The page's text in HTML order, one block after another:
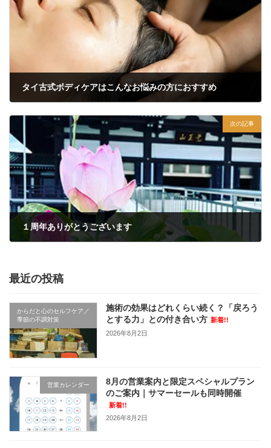
タイ古式ボディケアはこんなお悩みの方におすすめ
次の記事
１周年ありがとうございます
最近の投稿
からだと心のセルフケア／
季節の不調対策
施術の効果はどれくらい続く？「戻ろう
とする力」との付き合い方 新着!!
2026年8月2日
営業カレンダー
8月の営業案内と限定スペシャルプラン
のご案内｜サマーセールも同時開催
新着!!
2026年8月2日